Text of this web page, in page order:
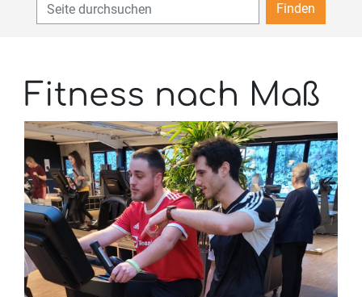
Finden
Fitness nach Maß